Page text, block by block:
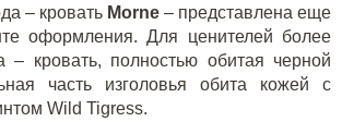
– кровать Morne – представлена еще
оформления. Для ценителей более
– кровать, полностью обитая черной
часть изголовья обита кожей с
Wild Tigress.